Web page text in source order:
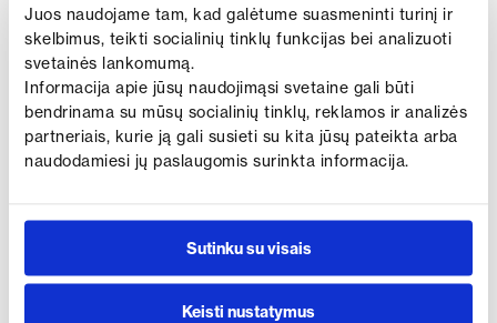
Juos naudojame tam, kad galėtume suasmeninti turinį ir
skelbimus, teikti socialinių tinklų funkcijas bei analizuoti
svetainės lankomumą.
Informacija apie jūsų naudojimąsi svetaine gali būti
bendrinama su mūsų socialinių tinklų, reklamos ir analizės
partneriais, kurie ją gali susieti su kita jūsų pateikta arba
naudodamiesi jų paslaugomis surinkta informacija.
Sutinku su visais
Keisti nustatymus
Bandomasis važiavimas
Susisiekite su manimi dėl
MG HS